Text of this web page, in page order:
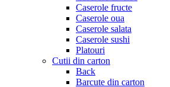
Caserole fructe
Caserole oua
Caserole salata
Caserole sushi
Platouri
Cutii din carton
Back
Barcute din carton